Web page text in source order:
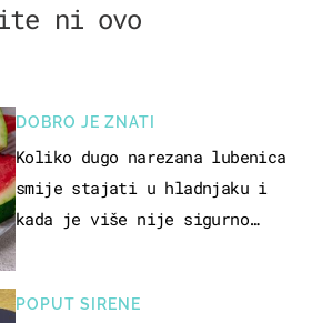
ni ovo
DOBRO JE ZNATI
Koliko dugo narezana lubenica
smije stajati u hladnjaku i
kada je više nije sigurno
POPUT SIRENE